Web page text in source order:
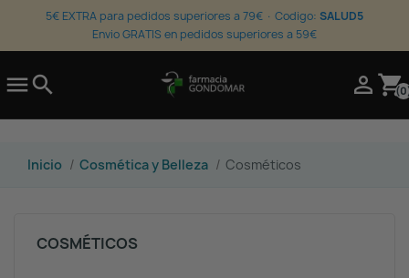
5€ EXTRA para pedidos superiores a 79€ · Codigo: SALUD5
Envio GRATIS en pedidos superiores a 59€
search  shopping_cart
Inicio Cosmética y Belleza Cosméticos
COSMÉTICOS